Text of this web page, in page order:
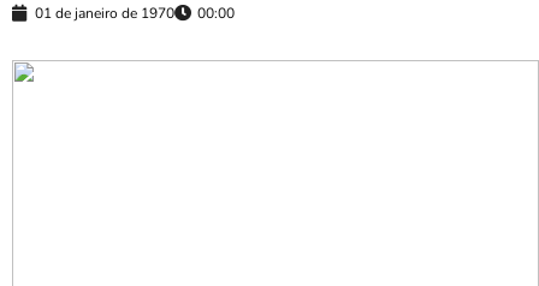
01 de janeiro de 1970 00:00